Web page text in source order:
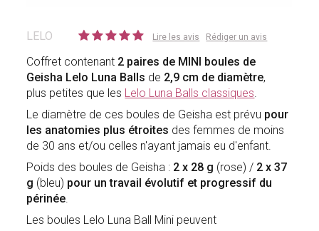
LELO Lire les avis Rédiger un avis
Coffret contenant 2 paires de MINI boules de
Geisha Lelo Luna Balls de 2,9 cm de diamètre,
plus petites que les Lelo Luna Balls classiques
Le diamètre de ces boules de Geisha est prévu pour
les anatomies plus étroites des femmes de moins
de 30 ans et/ou celles n'ayant jamais eu d'enfant.
Poids des boules de Geisha : 2 x 28 g (rose) / 2 x 37
g (bleu) pour un travail évolutif et progressif du
périnée
Les boules Lelo Luna Ball Mini peuvent